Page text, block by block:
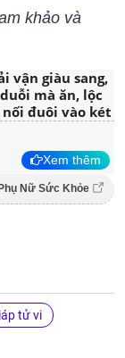
khảo và
vận giàu sang,
mà ăn, lộc
đuôi vào két
Xem thêm
Nữ Sức Khỏe
tử vi